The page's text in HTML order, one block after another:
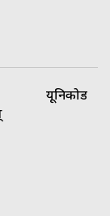
यूनिकोड